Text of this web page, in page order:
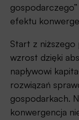
efektu
Start z niższego
wzrost dzięki
napływowi
rozwiązań
gospodarkach.
konwergencja